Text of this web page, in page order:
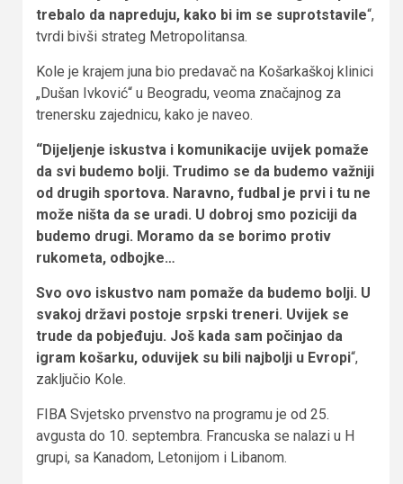
trebalo da napreduju, kako bi im se suprotstavile“,
tvrdi bivši strateg Metropolitansa.
Kole je krajem juna bio predavač na Košarkaškoj klinici
„Dušan Ivković“ u Beogradu, veoma značajnog za
trenersku zajednicu, kako je naveo.
“Dijeljenje iskustva i komunikacije uvijek pomaže
da svi budemo bolji. Trudimo se da budemo važniji
od drugih sportova. Naravno, fudbal je prvi i tu ne
može ništa da se uradi. U dobroj smo poziciji da
budemo drugi. Moramo da se borimo protiv
rukometa, odbojke…
Svo ovo iskustvo nam pomaže da budemo bolji. U
svakoj državi postoje srpski treneri. Uvijek se
trude da pobjeđuju. Još kada sam počinjao da
igram košarku, oduvijek su bili najbolji u Evropi“,
zaključio Kole.
FIBA Svjetsko prvenstvo na programu je od 25.
avgusta do 10. septembra. Francuska se nalazi u H
grupi, sa Kanadom, Letonijom i Libanom.